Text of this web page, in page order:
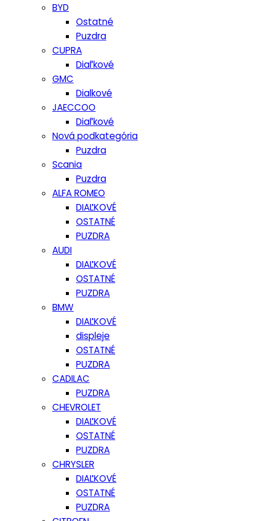
BYD
Ostatné
Puzdra
CUPRA
Diaľkové
GMC
Dialkové
JAECCOO
Diaľkové
Nová podkategória
Puzdra
Scania
Puzdra
ALFA ROMEO
DIAĽKOVÉ
OSTATNÉ
PUZDRA
AUDI
DIAĽKOVÉ
OSTATNÉ
PUZDRA
BMW
DIAĽKOVÉ
displeje
OSTATNÉ
PUZDRA
CADILAC
PUZDRA
CHEVROLET
DIAĽKOVÉ
OSTATNÉ
PUZDRA
CHRYSLER
DIAĽKOVÉ
OSTATNÉ
PUZDRA